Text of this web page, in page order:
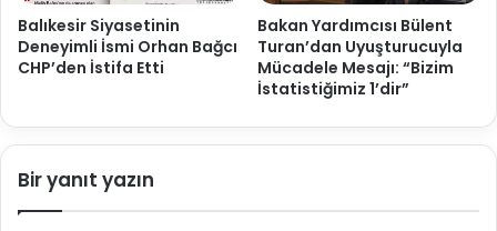
Balıkesir Siyasetinin
Deneyimli İsmi Orhan Bağcı
CHP’den İstifa Etti
Bakan Yardımcısı Bülent
Turan’dan Uyuşturucuyla
Mücadele Mesajı: “Bizim
İstatistiğimiz 1’dir”
Bir yanıt yazın